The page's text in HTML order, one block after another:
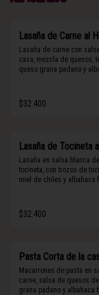
Lasaña de Carne al
Lasaña de carne con
casa, mezcla de quesos,
queso grana padano y
$32.400
Lasaña de Tocineta
Lasaña en salsa blanca
tocineta, con trozos de
miel de chiles y albahaca
$32.400
Pasta Corta de la
Macarrones de pasta en
carne, salsa de quesos
grana padano y albahaca